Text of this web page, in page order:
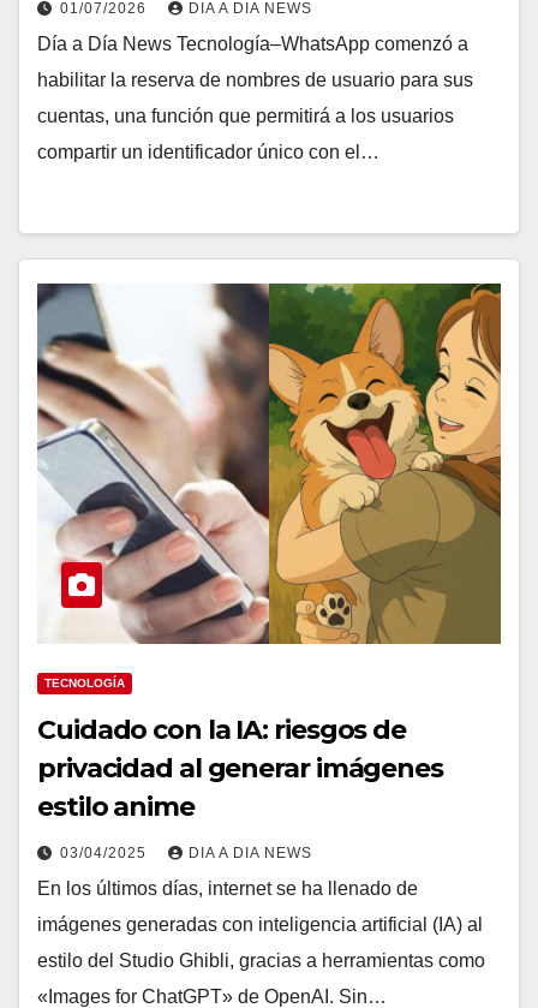
01/07/2026 DIA A DIA NEWS
Día a Día News Tecnología–WhatsApp comenzó a
habilitar la reserva de nombres de usuario para sus
cuentas, una función que permitirá a los usuarios
compartir un identificador único con el…
TECNOLOGÍA
Cuidado con la IA: riesgos de
privacidad al generar imágenes
estilo anime
03/04/2025 DIA A DIA NEWS
En los últimos días, internet se ha llenado de
imágenes generadas con inteligencia artificial (IA) al
estilo del Studio Ghibli, gracias a herramientas como
«Images for ChatGPT» de OpenAI. Sin…